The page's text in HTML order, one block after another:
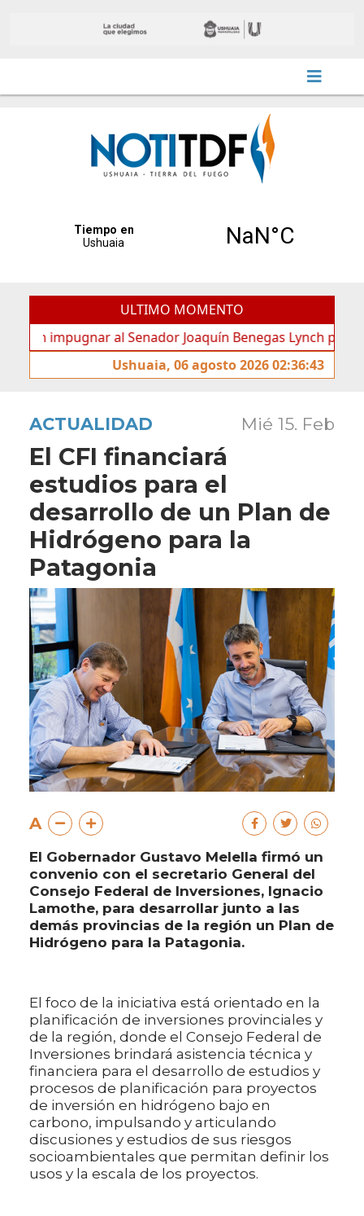
ULTIMO MOMENTO
al Senador Joaquín Benegas Lynch por “conflicto
Ushuaia, 06 agosto 2026 02:36:43
ACTUALIDAD Mié 15. Feb
El CFI financiará
estudios para el
desarrollo de un Plan de
Hidrógeno para la
Patagonia
A
El Gobernador Gustavo Melella firmó un
convenio con el secretario General del
Consejo Federal de Inversiones, Ignacio
Lamothe, para desarrollar junto a las
demás provincias de la región un Plan de
Hidrógeno para la Patagonia.
El foco de la iniciativa está orientado en la
planificación de inversiones provinciales y
de la región, donde el Consejo Federal de
Inversiones brindará asistencia técnica y
financiera para el desarrollo de estudios y
procesos de planificación para proyectos
de inversión en hidrógeno bajo en
carbono, impulsando y articulando
discusiones y estudios de sus riesgos
socioambientales que permitan definir los
usos y la escala de los proyectos.